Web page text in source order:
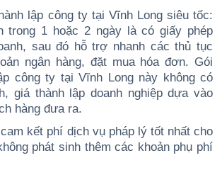
lập công ty tại Vĩnh Long siêu tốc:
trong 1 hoặc 2 ngày là có giấy phép
sau đó hỗ trợ nhanh các thủ tục
ngân hàng, đặt mua hóa đơn. Gói
công ty tại Vĩnh Long này không có
giá thành lập doanh nghiệp dựa vào
hàng đưa ra.
kết phí dịch vụ pháp lý tốt nhất cho
phát sinh thêm các khoản phụ phí